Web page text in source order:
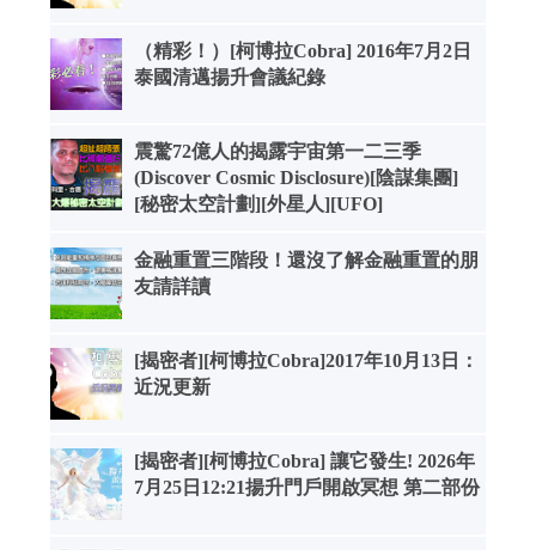
（精彩！）[柯博拉Cobra] 2016年7月2日
泰國清邁揚升會議紀錄
震驚72億人的揭露宇宙第一二三季
(Discover Cosmic Disclosure)[陰謀集團]
[秘密太空計劃][外星人][UFO]
金融重置三階段！還沒了解金融重置的朋
友請詳讀
[揭密者][柯博拉Cobra]2017年10月13日：
近況更新
[揭密者][柯博拉Cobra] 讓它發生! 2026年
7月25日12:21揚升門戶開啟冥想 第二部份